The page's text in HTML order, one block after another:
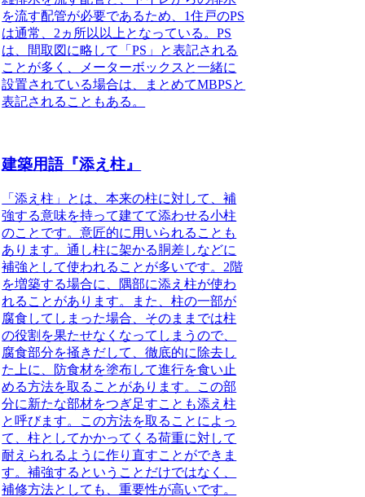
を流す配管が必要であるため、1住戸のPS
は通常、2ヵ所以以上となっている。PS
は、間取図に略して「PS」と表記される
ことが多く、メーターボックスと一緒に
設置されている場合は、まとめてMBPSと
表記されることもある。
建築用語『添え柱』
「添え柱」とは、本来の柱に対して、補
強する意味を持って建てて添わせる小柱
のこと です。意匠的に用いられることも
あります。通し柱に架かる胴差しなどに
補強として使われることが多いです。2階
を増築する場合に、隅部に添え柱が使わ
れることがあります。また、柱の一部が
腐食してしまった場合、そのままでは柱
の役割を果たせなくなってしまうので、
腐食部分を掻きだして、徹底的に除去し
た上に、防食材を塗布して進行を食い止
める方法を取る ことがあります。この部
分に新たな部材をつぎ足すことも添え柱
と呼びます。この方法を取ることによっ
て、柱としてかかってくる荷重に対して
耐えられるように作り直すことができま
す。補強するということだけではなく、
補修方法としても、重要性が高いです。